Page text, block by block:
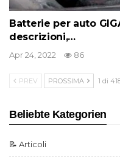
Batterie per auto
descrizioni,…
Apr 24, 2022 86
PREV PROSSIMA 1 di
Beliebte Kategorien
📝 Articoli